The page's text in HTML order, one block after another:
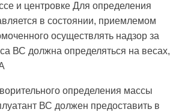
и центровке Для определения
в состоянии, приемлемом
осуществлять надзор за
ВС должна определяться на весах,
определения массы
ВС должен предоставить в